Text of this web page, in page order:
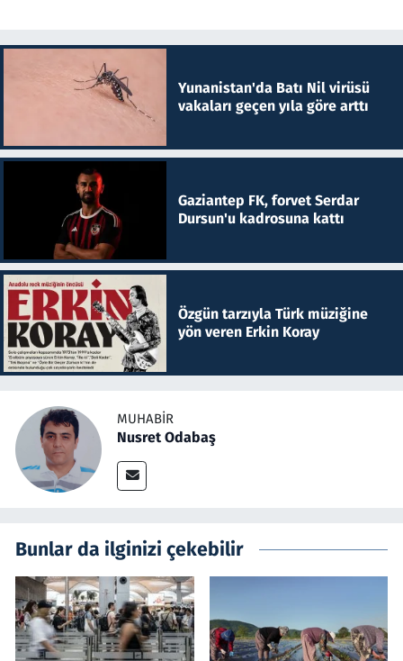
Yunanistan'da Batı Nil virüsü
vakaları geçen yıla göre arttı
Gaziantep FK, forvet Serdar
Dursun'u kadrosuna kattı
Özgün tarzıyla Türk müziğine
yön veren Erkin Koray
MUHABIR
Nusret Odabaş
Bunlar da ilginizi çekebilir